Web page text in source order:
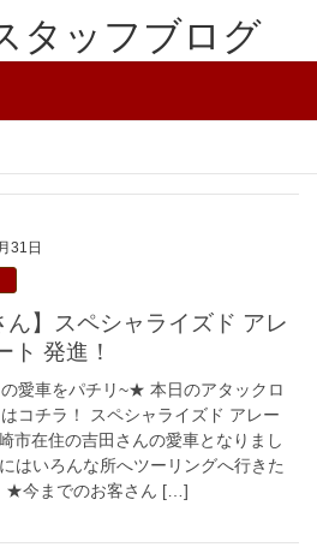
31日
ト 発進！
愛車をパチリ~★ 本日のアタックロ
コチラ！ スペシャライズド アレー
市在住の吉田さんの愛車となりまし
はいろんな所へツーリングへ行きた
★今までのお客さん […]